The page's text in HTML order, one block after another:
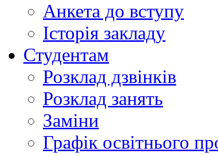
Анкета до вступу
Історія закладу
Студентам
Розклад дзвінків
Розклад занять
Заміни
Графік освітнього